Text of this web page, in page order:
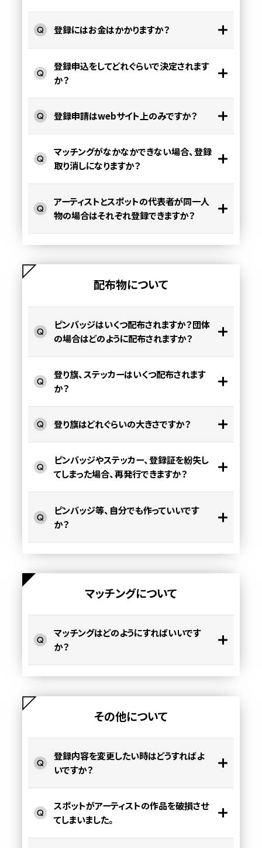
登録にはお金はかかりますか？
登録申込をしてどれぐらいで決定されます
か？
登録申請はwebサイト上のみですか？
マッチングがなかなかできない場合、登録
取り消しになりますか？
アーティストとスポットの代表者が同一人
物の場合はそれぞれ登録できますか？
配布物について
ピンバッジはいくつ配布されますか？団体
の場合はどのように配布されますか？
登り旗、ステッカーはいくつ配布されます
か？
登り旗はどれぐらいの大きさですか？
ピンバッジやステッカー、登録証を紛失し
てしまった場合、再発行できますか？
ピンバッジ等、自分でも作っていいです
か？
マッチングについて
マッチングはどのようにすればいいです
か？
その他について
登録内容を変更したい時はどうすればよ
いですか？
スポットがアーティストの作品を破損させ
てしまいました。